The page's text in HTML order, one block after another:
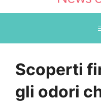
Scoperti
gli odori